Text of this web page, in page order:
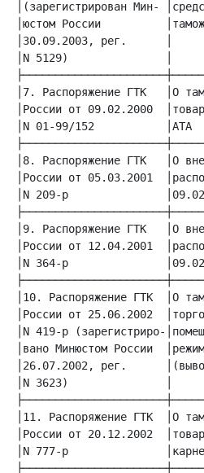
│(зарегистрирован Мин-
│юстом России
│30.09.2003, рег.
│N 5129)
│7. Распоряжение ГТК   │О
│России от 09.02.2000
│N 01-99/152
│8. Распоряжение ГТК   │О
│России от 05.03.2001
│N 209-р
│9. Распоряжение ГТК   │О
│России от 12.04.2001
│N 364-р
│10. Распоряжение ГТК  │О
│России от 25.06.2002
│N 419-р (зарегистриро-
│вано Минюстом России
│26.07.2002, рег.
│N 3623)
│11. Распоряжение ГТК  │О
│России от 20.12.2002
│N 777-р